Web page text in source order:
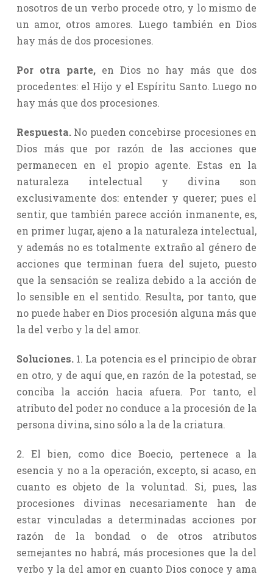
nosotros de un verbo procede otro, y lo mismo de
un amor, otros amores. Luego también en Dios
hay más de dos procesiones.
Por otra parte,en Dios no hay más que dos
procedentes: el Hijo y el Espíritu Santo. Luego no
hay más que dos procesiones.
Respuesta.No pueden concebirse procesiones en
Dios más que por razón de las acciones que
permanecen en el propio agente. Estas en la
naturaleza intelectual y divina son
exclusivamente dos: entender y querer; pues el
sentir, que también parece acción inmanente, es,
en primer lugar, ajeno a la naturaleza intelectual,
y además no es totalmente extraño al género de
acciones que terminan fuera del sujeto, puesto
que la sensación se realiza debido a la acción de
lo sensible en el sentido. Resulta, por tanto, que
no puede haber en Dios procesión alguna más que
la del verbo y la del amor.
Soluciones.1. La potencia es el principio de obrar
en otro, y de aquí que, en razón de la potestad, se
conciba la acción hacia afuera. Por tanto, el
atributo del poder no conduce a la procesión de la
persona divina, sino sólo a la de la criatura.
2. El bien, como dice Boecio, pertenece a la
esencia y no a la operación, excepto, si acaso, en
cuanto es objeto de la voluntad. Si, pues, las
procesiones divinas necesariamente han de
estar vinculadas a determinadas acciones por
razón de la bondad o de otros atributos
semejantes no habrá, más procesiones que la del
verbo y la del amor en cuanto Dios conoce y ama